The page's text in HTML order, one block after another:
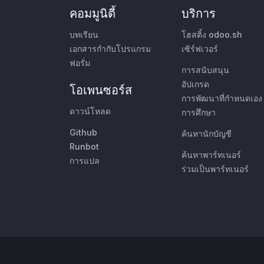
คอมมูนิตี้
บทเรียน
เอกสารกำกับโปรแกรม
ฟอรั่ม
โอเพนซอร์ส
ดาวน์โหลด
Github
Runbot
การแปล
บริการ
โฮสติ้ง odoo.sh
เซิร์ฟเวอร์
การสนับสนุน
อัปเกรด
การพัฒนาที่กำหนดเอง
การศึกษา
ค้นหานักบัญชี
ค้นหาพาร์ทเนอร์
ร่วมเป็นพาร์ทเนอร์